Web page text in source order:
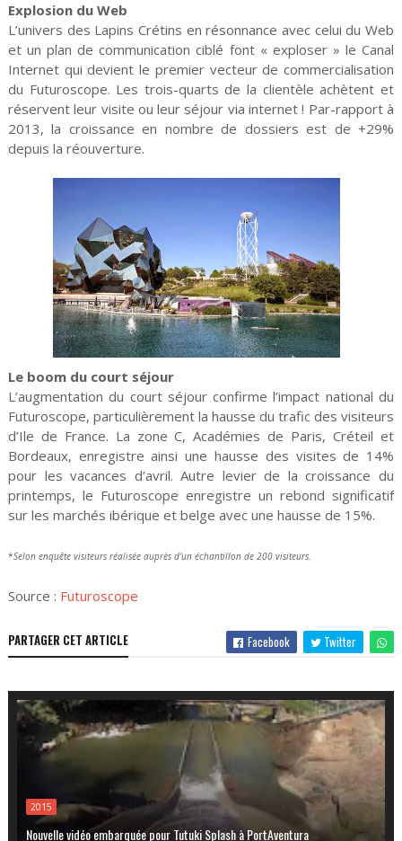
Explosion du Web
L’univers des Lapins Crétins en résonnance avec celui du Web
et un plan de communication ciblé font « exploser » le Canal
Internet qui devient le premier vecteur de commercialisation
du Futuroscope. Les trois-quarts de la clientèle achètent et
réservent leur visite ou leur séjour via internet ! Par-rapport à
2013, la croissance en nombre de dossiers est de +29%
depuis la réouverture.
Le boom du court séjour
L’augmentation du court séjour confirme l’impact national du
Futuroscope, particulièrement la hausse du trafic des visiteurs
d’Ile de France. La zone C, Académies de Paris, Créteil et
Bordeaux, enregistre ainsi une hausse des visites de 14%
pour les vacances d’avril. Autre levier de la croissance du
printemps, le Futuroscope enregistre un rebond significatif
sur les marchés ibérique et belge avec une hausse de 15%.
*Selon enquête visiteurs réalisée auprès d’un échantillon de 200 visiteurs.
Source : Futuroscope
PARTAGER CET ARTICLE Facebook Twitter
2015
Nouvelle vidéo embarquée pour Tutuki Splash à PortAventura